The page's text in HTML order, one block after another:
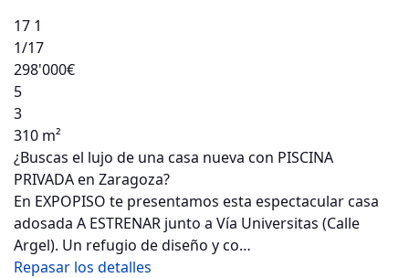
17 1
1/17
298'000€
5
3
310 m²
¿Buscas el lujo de una casa nueva con PISCINA
PRIVADA en Zaragoza?
En EXPOPISO te presentamos esta espectacular casa
adosada A ESTRENAR junto a Vía Universitas (Calle
Argel). Un refugio de diseño y co…
Repasar los detalles